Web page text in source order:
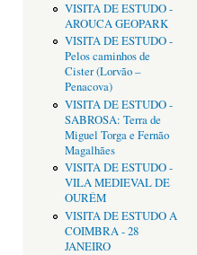
VISITA DE ESTUDO -
AROUCA GEOPARK
VISITA DE ESTUDO -
Pelos caminhos de
Cister (Lorvão –
Penacova)
VISITA DE ESTUDO -
SABROSA: Terra de
Miguel Torga e Fernão
Magalhães
VISITA DE ESTUDO -
VILA MEDIEVAL DE
OURÉM
VISITA DE ESTUDO A
COIMBRA - 28
JANEIRO